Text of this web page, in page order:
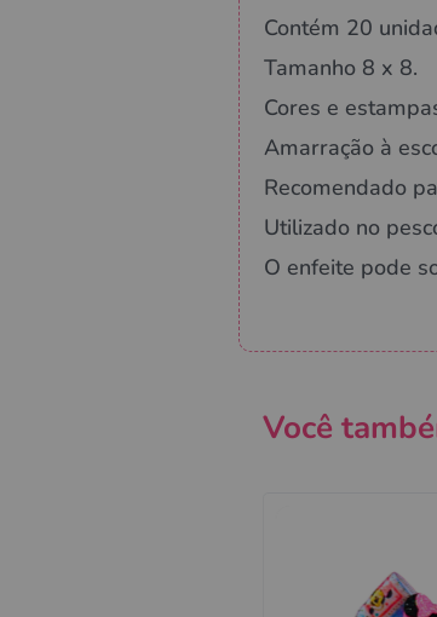
Contém 20
Tamanho 8 x 8.
Cores e
Amarração à
Recomendado
Utilizado no
O enfeite pode
Você